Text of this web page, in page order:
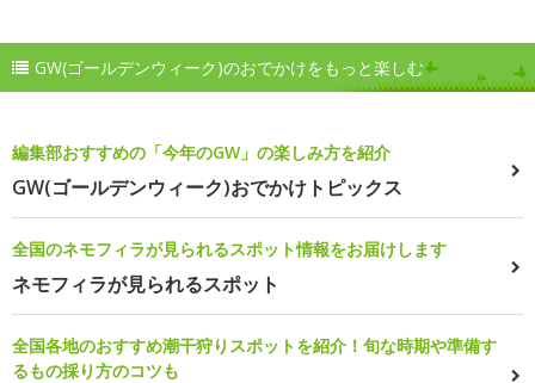
GW(ゴールデンウィーク)のおでかけをもっと楽しむ
編集部おすすめの「今年のGW」の楽しみ方を紹介
GW(ゴールデンウィーク)おでかけトピックス
全国のネモフィラが見られるスポット情報をお届けします
ネモフィラが見られるスポット
全国各地のおすすめ潮干狩りスポットを紹介！旬な時期や準備す
るもの採り方のコツも